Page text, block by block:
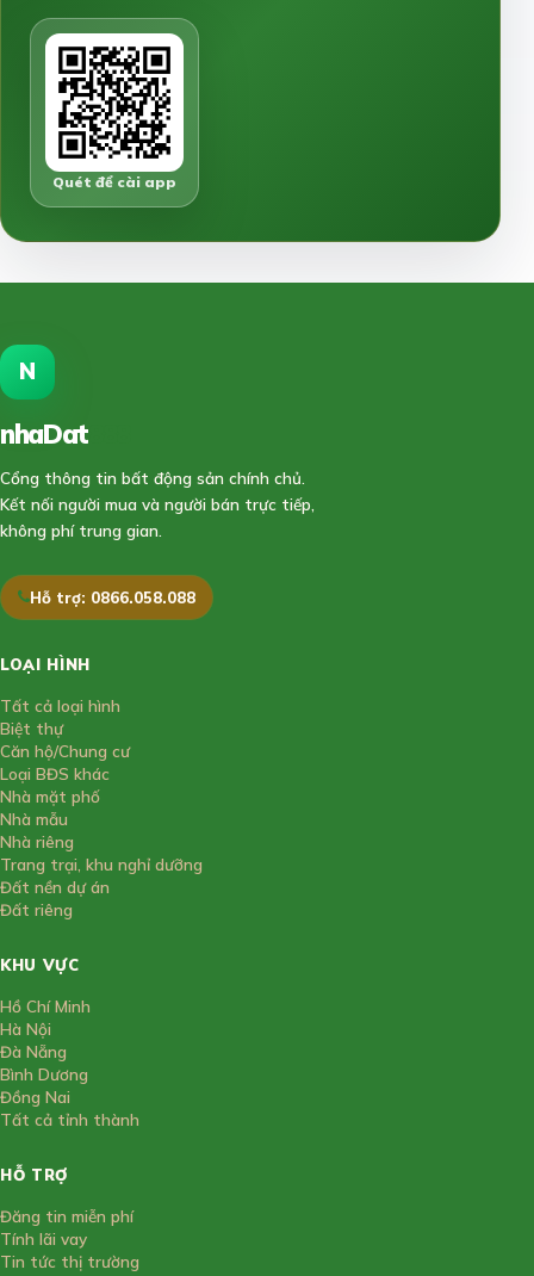
Quét để cài app
N
nhaDat
Cổng thông tin bất động sản chính chủ.
Kết nối người mua và người bán trực tiếp,
không phí trung gian.
Hỗ trợ: 0866.058.088
LOẠI HÌNH
Tất cả loại hình
Biệt thự
Căn hộ/Chung cư
Loại BĐS khác
Nhà mặt phố
Nhà mẫu
Nhà riêng
Trang trại, khu nghỉ dưỡng
Đất nền dự án
Đất riêng
KHU VỰC
Hồ Chí Minh
Hà Nội
Đà Nẵng
Bình Dương
Đồng Nai
Tất cả tỉnh thành
HỖ TRỢ
Đăng tin miễn phí
Tính lãi vay
Tin tức thị trường